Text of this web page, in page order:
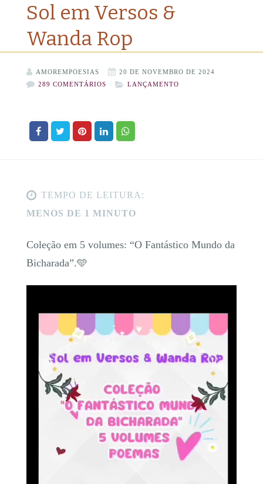
Sol em Versos &
Wanda Rop
AMOREMPOESIAS
20 DE NOVEMBRO DE 2024
289 COMENTÁRIOS
LANÇAMENTO
TEMPO DE LEITURA:
MENOS DE 1 MINUTO
Coleção em 5 volumes: “O Fantástico Mundo da
Bicharada”.🩵